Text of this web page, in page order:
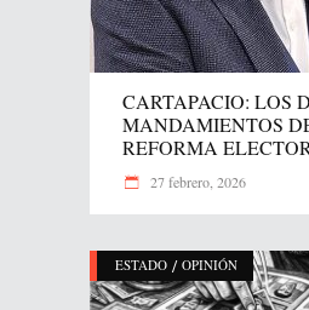
CARTAPACIO: LOS
MANDAMIENTOS
REFORMA
27 febrero, 2026
ESTADO / OPINIÓN